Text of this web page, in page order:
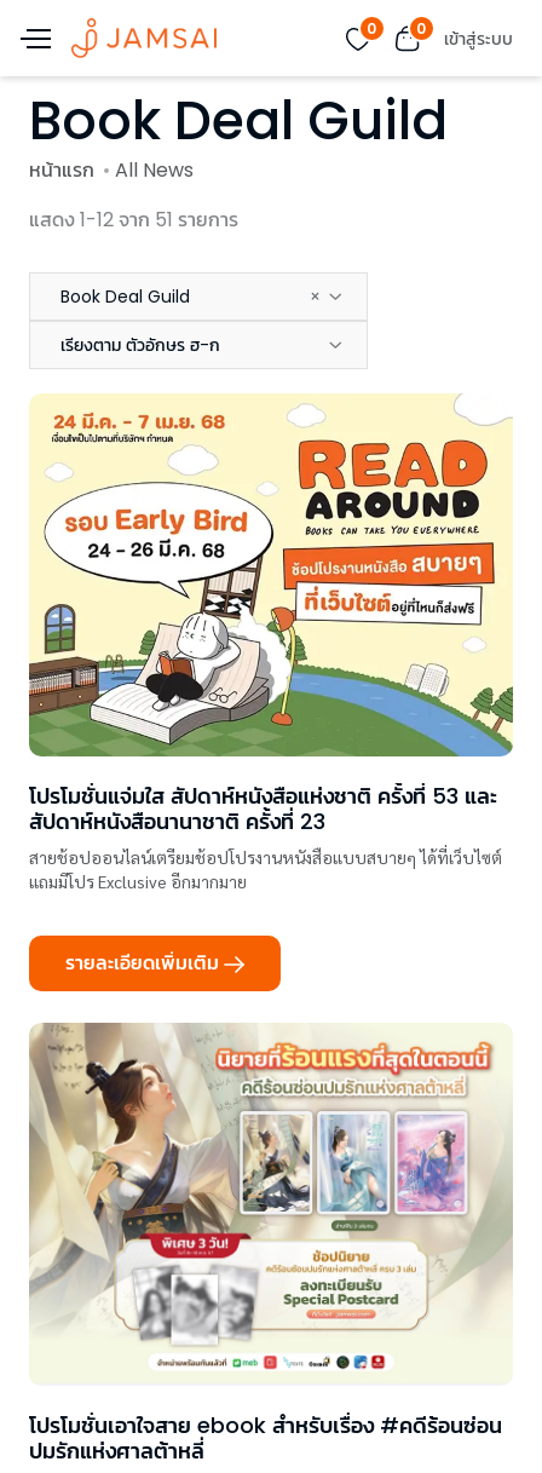
0 0 เข้าสู่ระบบ
Book Deal Guild
หน้าแรก
All News
แสดง 1-12 จาก 51 รายการ
Book Deal Guild
×
เรียงตาม ตัวอักษร ฮ-ก
โปรโมชั่นแจ่มใส สัปดาห์หนังสือแห่งชาติ ครั้งที่ 53 และ
สัปดาห์หนังสือนานาชาติ ครั้งที่ 23
สายช้อปออนไลน์เตรียมช้อปโปรงานหนังสือแบบสบายๆ ได้ที่เว็บไซต์
แถมมีโปร Exclusive อีกมากมาย
รายละเอียดเพิ่มเติม
โปรโมชั่นเอาใจสาย ebook สำหรับเรื่อง #คดีร้อนซ่อน
ปมรักแห่งศาลต้าหลี่